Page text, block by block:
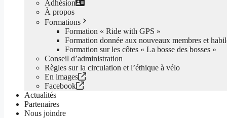
Adhésion
À propos
Formations
Formation « Ride with GPS »
Formation donnée aux nouveaux membres et
Formation sur les côtes « La bosse des bosses »
Conseil d’administration
Règles sur la circulation et l’éthique à vélo
En images
Facebook
Actualités
Partenaires
Nous joindre